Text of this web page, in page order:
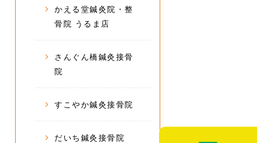
かえる堂鍼灸院・整
骨院 うるま店
さんぐん橋鍼灸接骨
院
すこやか鍼灸接骨院
だいち鍼灸接骨院